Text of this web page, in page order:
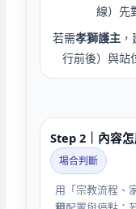
線）先
若需孝獅護主
行前後）與站
Step 2｜內容怎
場合判斷
用「宗教流程、